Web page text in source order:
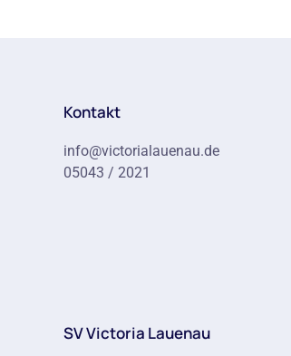
Kontakt
info@victorialauenau.de
05043 / 2021
SV Victoria Lauenau